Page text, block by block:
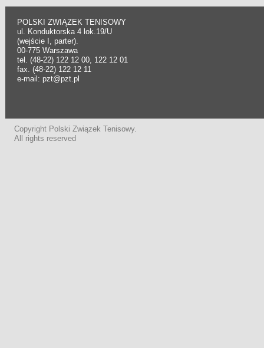
POLSKI ZWIĄZEK TENISOWY
ul. Konduktorska 4 lok.19/U
(wejście I, parter).
00-775 Warszawa
tel. (48-22) 122 12 00, 122 12 01
fax. (48-22) 122 12 11
e-mail: pzt@pzt.pl
Copyright Polski Związek Tenisowy.
All rights reserved